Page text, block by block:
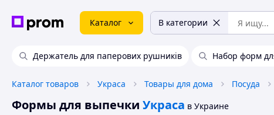
Каталог В категории
Держатель для паперових рушників Набор форм
Каталог товаров Украса Товары для дома Посуда
Формы для выпечки Украса в Украине